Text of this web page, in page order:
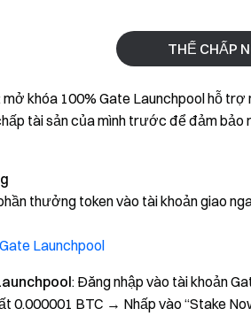
THẾ CHẤP
mở khóa 100% Gate Launchpool hỗ
tài sản của mình trước để đảm
thưởng token vào tài khoản giao
Launchpool
: Đăng nhập vào tài khoản
0.000001 BTC → Nhấp vào “Stake